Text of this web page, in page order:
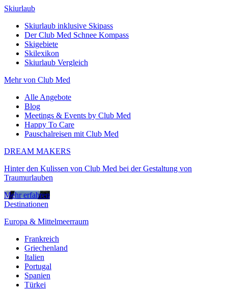
Skiurlaub
Skiurlaub inklusive Skipass
Der Club Med Schnee Kompass
Skigebiete
Skilexikon
Skiurlaub Vergleich
Mehr von Club Med
Alle Angebote
Blog
Meetings & Events by Club Med
Happy To Care
Pauschalreisen mit Club Med
DREAM MAKERS
Hinter den Kulissen von Club Med bei der Gestaltung von
Traumurlauben
Mehr erfahren
Destinationen
Europa & Mittelmeerraum
Frankreich
Griechenland
Italien
Portugal
Spanien
Türkei